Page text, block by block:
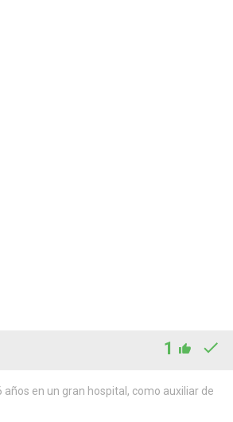
1
años en un gran hospital, como auxiliar de